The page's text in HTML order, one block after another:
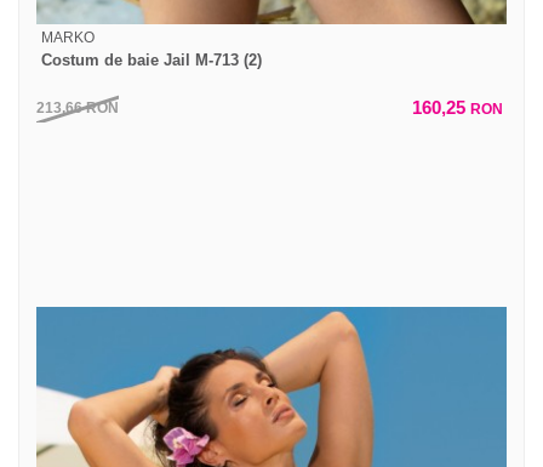
MARKO
Costum de baie Jail M-713 (2)
213,66RON 160,25 RON